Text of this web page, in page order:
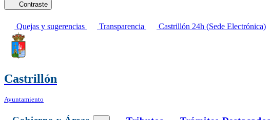
Contraste
Quejas y sugerencias Transparencia Castrillón 24h (Sede Electrónica)
Castrillón
Ayuntamiento